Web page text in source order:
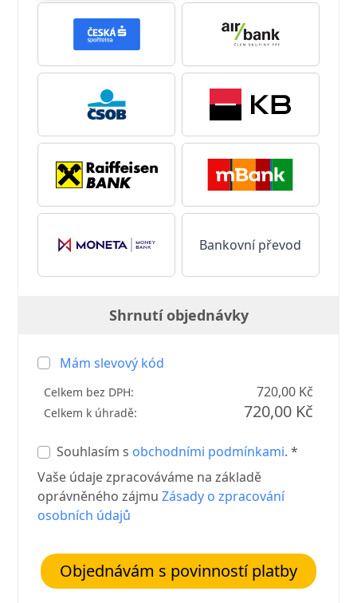
Bankovní převod
Shrnutí objednávky
Mám slevový kód
Celkem bez DPH: 720,00 Kč
Celkem k úhradě: 720,00 Kč
Souhlasím s obchodními podmínkami. *
Vaše údaje zpracováváme na základě
oprávněného zájmuZásady o zpracování
osobních údajů
Objednávám s povinností platby